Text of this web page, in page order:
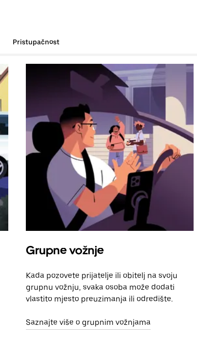
Pristupačnost
Grupne vožnje
Kada pozovete prijatelje ili obitelj na svoju
grupnu vožnju, svaka osoba može dodati
vlastito mjesto preuzimanja ili odredište.
Saznajte više o grupnim vožnjama